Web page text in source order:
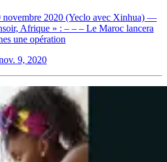
2020 (Yeclo avec Xinhua) —
Afrique » : – – – Le Maroc lancera
une opération
9, 2020